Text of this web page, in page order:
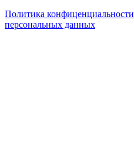
Политика конфиценциальности
персональных данных